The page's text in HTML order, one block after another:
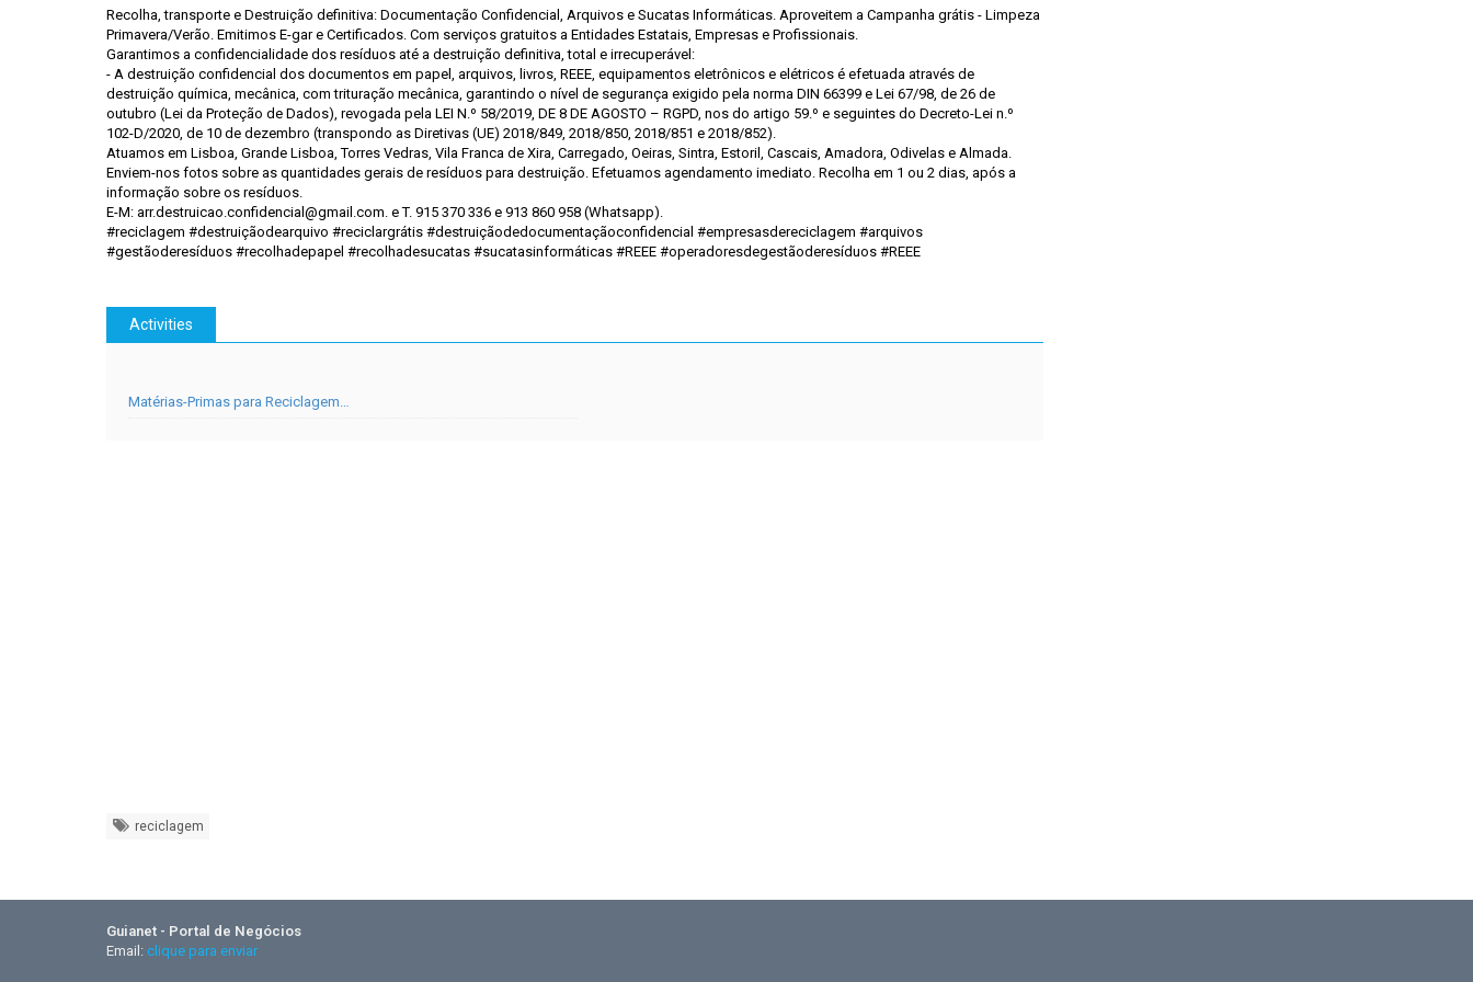
Recolha, transporte e Destruição definitiva: Documentação Confidencial, Arquivos e Sucatas Informáticas. Aproveitem a Campanha grátis - Limpeza
Primavera/Verão. Emitimos E-gar e Certificados. Com serviços gratuitos a Entidades Estatais, Empresas e Profissionais.
Garantimos a confidencialidade dos resíduos até a destruição definitiva, total e irrecuperável:
- A destruição confidencial dos documentos em papel, arquivos, livros, REEE, equipamentos eletrônicos e elétricos é efetuada através de
destruição química, mecânica, com trituração mecânica, garantindo o nível de segurança exigido pela norma DIN 66399 e Lei 67/98, de 26 de
outubro (Lei da Proteção de Dados), revogada pela LEI N.º 58/2019, DE 8 DE AGOSTO – RGPD, nos do artigo 59.º e seguintes do Decreto-Lei n.º
102-D/2020, de 10 de dezembro (transpondo as Diretivas (UE) 2018/849, 2018/850, 2018/851 e 2018/852).
Atuamos em Lisboa, Grande Lisboa, Torres Vedras, Vila Franca de Xira, Carregado, Oeiras, Sintra, Estoril, Cascais, Amadora, Odivelas e Almada.
Enviem-nos fotos sobre as quantidades gerais de resíduos para destruição. Efetuamos agendamento imediato. Recolha em 1 ou 2 dias, após a
informação sobre os resíduos.
E-M: arr.destruicao.confidencial@gmail.com. e T. 915 370 336 e 913 860 958 (Whatsapp).
#reciclagem #destruiçãodearquivo #reciclargrátis #destruiçãodedocumentaçãoconfidencial #empresasdereciclagem #arquivos
#gestãoderesíduos #recolhadepapel #recolhadesucatas #sucatasinformáticas #REEE #operadoresdegestãoderesíduos #REEE
Activities
Matérias-Primas para Reciclagem…
reciclagem
Guianet - Portal de Negócios
Email: clique para enviar